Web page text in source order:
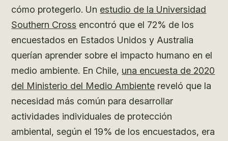
cómo protegerlo. Un estudio de la Universidad
Southern Cross encontró que el 72% de los
encuestados en Estados Unidos y Australia
querían aprender sobre el impacto humano en el
medio ambiente. En Chile, una encuesta de 2020
del Ministerio del Medio Ambiente reveló que la
necesidad más común para desarrollar
actividades individuales de protección
ambiental, según el 19% de los encuestados, era